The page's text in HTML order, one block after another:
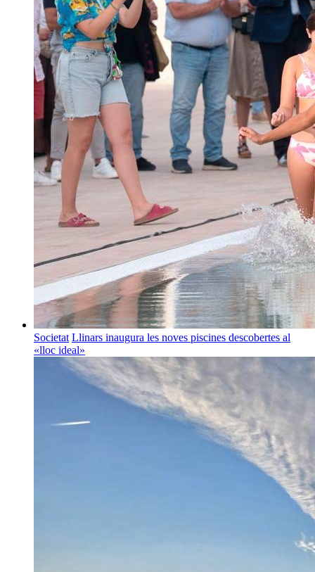
Societat Llinars inaugura les noves piscines descobertes al
«lloc ideal»